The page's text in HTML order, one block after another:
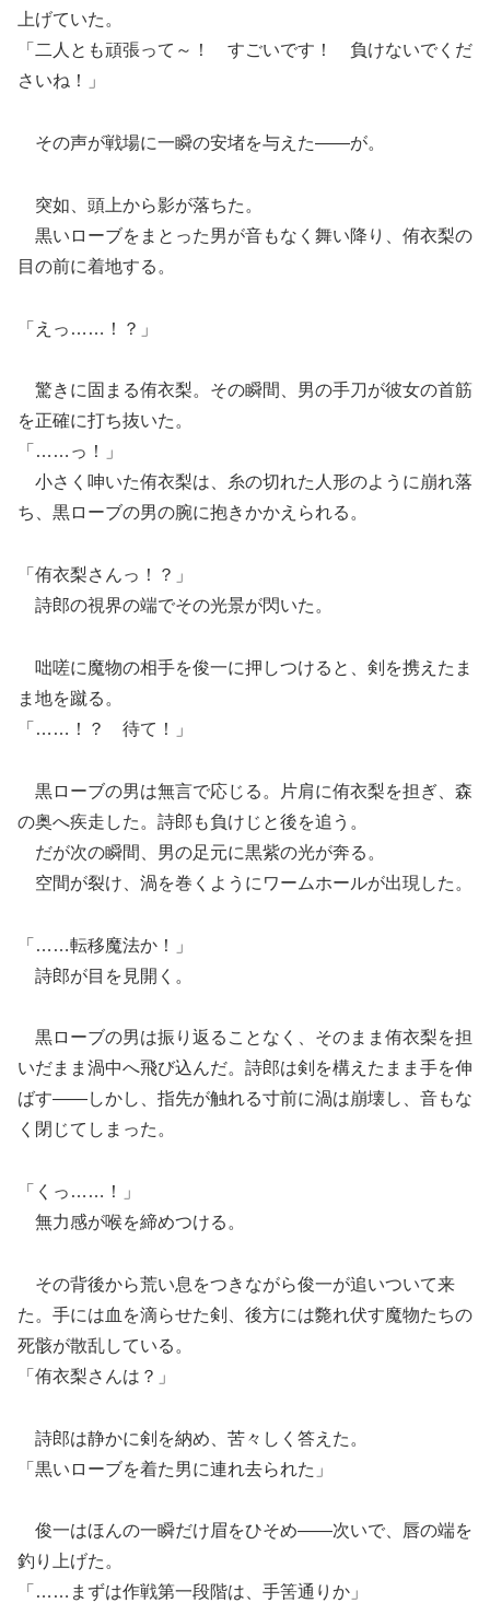
上げていた。
「二人とも頑張って～！ すごいです！ 負けないでくだ
さいね！」
その声が戦場に一瞬の安堵を与えた――が。
突如、頭上から影が落ちた。
黒いローブをまとった男が音もなく舞い降り、侑衣梨の
目の前に着地する。
「えっ……！？」
驚きに固まる侑衣梨。その瞬間、男の手刀が彼女の首筋
を正確に打ち抜いた。
「……っ！」
小さく呻いた侑衣梨は、糸の切れた人形のように崩れ落
ち、黒ローブの男の腕に抱きかかえられる。
「侑衣梨さんっ！？」
詩郎の視界の端でその光景が閃いた。
咄嗟に魔物の相手を俊一に押しつけると、剣を携えたま
ま地を蹴る。
「……！？ 待て！」
黒ローブの男は無言で応じる。片肩に侑衣梨を担ぎ、森
の奥へ疾走した。詩郎も負けじと後を追う。
だが次の瞬間、男の足元に黒紫の光が奔る。
空間が裂け、渦を巻くようにワームホールが出現した。
「……転移魔法か！」
詩郎が目を見開く。
黒ローブの男は振り返ることなく、そのまま侑衣梨を担
いだまま渦中へ飛び込んだ。詩郎は剣を構えたまま手を伸
ばす――しかし、指先が触れる寸前に渦は崩壊し、音もな
く閉じてしまった。
「くっ……！」
無力感が喉を締めつける。
その背後から荒い息をつきながら俊一が追いついて来
た。手には血を滴らせた剣、後方には斃れ伏す魔物たちの
死骸が散乱している。
「侑衣梨さんは？」
詩郎は静かに剣を納め、苦々しく答えた。
「黒いローブを着た男に連れ去られた」
俊一はほんの一瞬だけ眉をひそめ――次いで、唇の端を
釣り上げた。
「……まずは作戦第一段階は、手筈通りか」